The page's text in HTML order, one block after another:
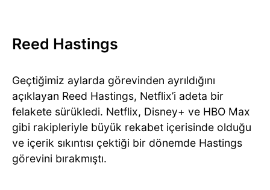
Reed Hastings
Geçtiğimiz aylarda görevinden ayrıldığını
açıklayan Reed Hastings, Netflix’i adeta bir
felakete sürükledi. Netflix, Disney+ ve HBO Max
gibi rakipleriyle büyük rekabet içerisinde olduğu
ve içerik sıkıntısı çektiği bir dönemde Hastings
görevini bırakmıştı.